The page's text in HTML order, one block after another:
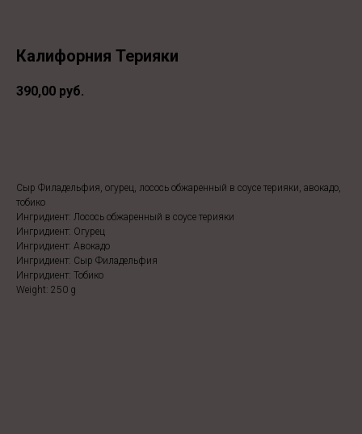
Калифорния Терияки
390,00 руб.
Сыр Филадельфия, огурец, лосось обжаренный в соусе терияки, авокадо,
тобико
Ингридиент: Лосось обжаренный в соусе терияки
Ингридиент: Огурец
Ингридиент: Авокадо
Ингридиент: Сыр Филадельфия
Ингридиент: Тобико
Weight: 250 g